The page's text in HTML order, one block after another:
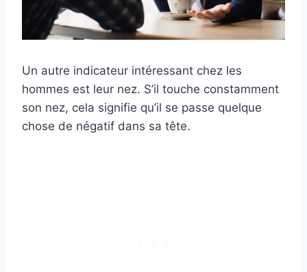
Un autre indicateur intéressant chez les
hommes est leur nez. S’il touche constamment
son nez, cela signifie qu’il se passe quelque
chose de négatif dans sa tête.